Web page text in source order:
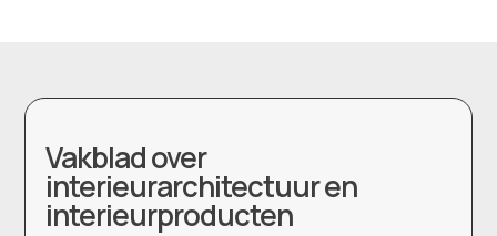
Vakblad over
interieurarchitectuur en
interieurproducten